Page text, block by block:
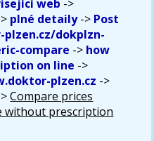
web ->
plné detaily-> Post
dokplzn-
compare -> how
on line ->
plzen.cz ->
Compare prices
without prescription